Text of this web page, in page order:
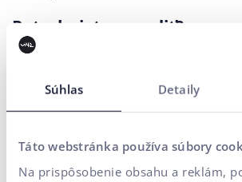
Súhlas Detaily
Táto webstránka používa súbory
Na prispôsobenie obsahu a reklám,
Potrebujete poradiť?
Telefónne číslo